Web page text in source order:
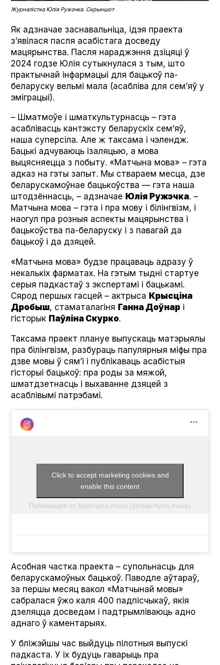
Журналістка Юлія Ружэчка. Скрыншот
Як адзначае заснавальніца, ідэя праекта
з’явілася пасля асабістага досведу
мацярынства. Пасля нараджэння дзіцяці ў
2024 годзе Юлія сутыкнулася з тым, што
практычнай інфармацыі для бацькоў па-
беларуску вельмі мала (асабліва для сем’яў у
эміграцыі).
– Шматмоўе і шматкультурнасць – гэта
асаблівасць кантэксту беларускіх сем’яў,
наша суперсіла. Але ж таксама і чэлендж.
Бацькі адчуваюць ізаляцыю, а мова
выцясняецца з побыту. «Матчына мова» – гэта
адказ на гэты запыт. Мы ствараем месца, дзе
беларускамоўнае бацькоўства — гэта наша
штодзённасць, – адзначае Юлія Ружэчка. –
Матчына мова – гэта і пра мову і білінгвізм, і
наогул пра розныя аспекты мацярынства і
бацькоўства па-беларуску і з павагай да
бацькоў і да дзяцей.
«Матчына мова» будзе працаваць адразу ў
некалькіх фарматах. На гэтым тыдні стартуе
серыя падкастаў з экспертамі і бацькамі.
Сярод першых гасцей – актрыса Крысціна
Дробыш, стаматалагіня Ганна Доўнар і
гісторык Паўліна Скурко.
Таксама праект плануе выпускаць матэрыялы
пра білінгвізм, разбураць папулярныя міфы пра
дзве мовы ў сям’і і публікаваць асабістыя
гісторыі бацькоў: пра роды за мяжой,
шматдзетнасць і выхаванне дзяцей з
асаблівымі патрэбамі.
Публикация от Matchy­na mova (@matchyna.mova)
Click to accept marketing cookies and
enable this content
Асобная частка праекта – супольнасць для
беларускамоўных бацькоў. Паводле аўтараў,
за першы месяц вакол «Матчынай мовы»
сабралася ўжо каля 400 падпісчыкаў, якія
дзеляцца досведам і падтрымліваюць адно
аднаго ў каментарыях.
У бліжэйшы час выйдуць пілотныя выпускі
падкаста. У іх будуць гаварыць пра